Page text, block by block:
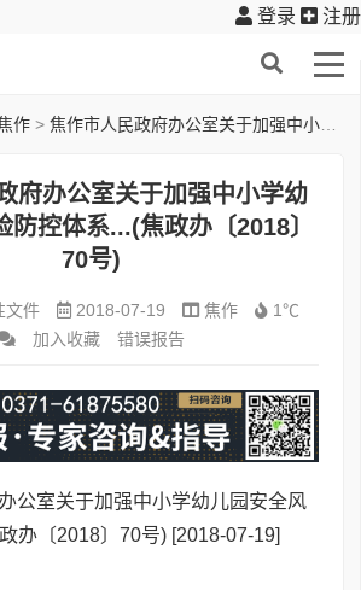
登录 注册
作 > 焦作市人民政府办公室关于加强中小学幼儿园安全风险防控体系...(焦政办〔2018〕70号)
府办公室关于加强中小学幼
防控体系...(焦政办〔2018〕
70号)
文件 2018-07-19 焦作
1℃
加入收藏
错误报告
公室关于加强中小学幼儿园安全风
办〔2018〕70号) [2018-07-19]